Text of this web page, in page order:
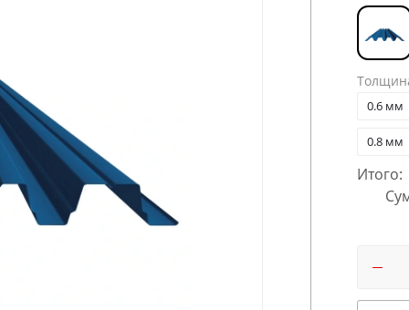
0.6 мм
0.8 мм
Итого: